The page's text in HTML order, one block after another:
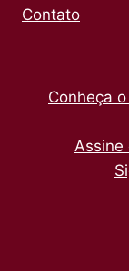
Contato
Conheça
Assine